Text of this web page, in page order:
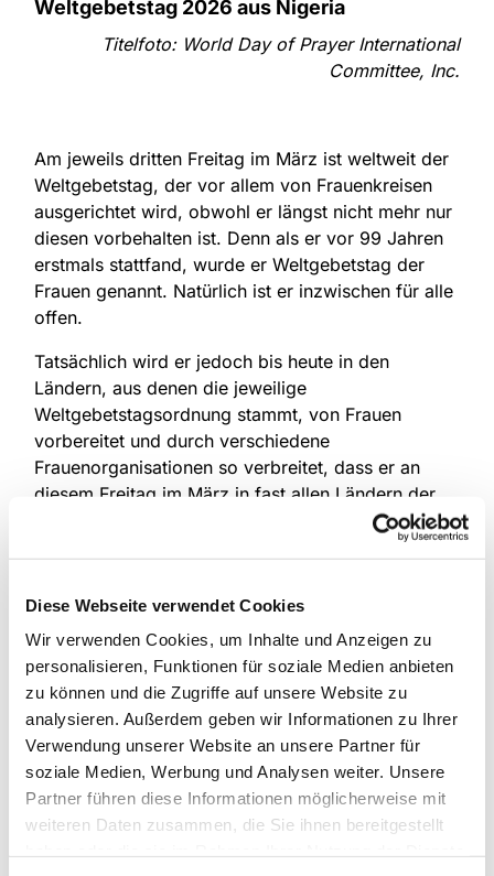
Diese Webseite verwendet Cookies
Wir verwenden Cookies, um Inhalte und Anzeigen zu
personalisieren, Funktionen für soziale Medien anbieten
zu können und die Zugriffe auf unsere Website zu
analysieren. Außerdem geben wir Informationen zu Ihrer
Verwendung unserer Website an unsere Partner für
soziale Medien, Werbung und Analysen weiter. Unsere
Partner führen diese Informationen möglicherweise mit
weiteren Daten zusammen, die Sie ihnen bereitgestellt
Weltgebetstag 2026 aus Nigeria
Titelfoto: World Day of Prayer International
Committee, Inc.
Am jeweils dritten Freitag im März ist weltweit der
Weltgebetstag, der vor allem von Frauenkreisen
ausgerichtet wird, obwohl er längst nicht mehr nur
diesen vorbehalten ist. Denn als er vor 99 Jahren
erstmals stattfand, wurde er Weltgebetstag der
Frauen genannt. Natürlich ist er inzwischen für alle
offen.
Tatsächlich wird er jedoch bis heute in den
Ländern, aus denen die jeweilige
Weltgebetstagsordnung stammt, von Frauen
vorbereitet und durch verschiedene
Frauenorganisationen so verbreitet, dass er an
diesem Freitag im März in fast allen Ländern der
Die Liturgie, die Lieder und die Auslegung der
Atmosphäre der jeweiligen Länder-Teams, die
diese Ordnung erarbeitet haben. Umgesetzt wird
sie dann in den Kirchengemeinden der vielen
Länder, die sich am Weltgebetstag beteiligen.
Gottesdienste am 6. März 2026
In Deutschland war man von Anfang an am
Weltgebetstag beteiligt. Und auch hier im Kreis